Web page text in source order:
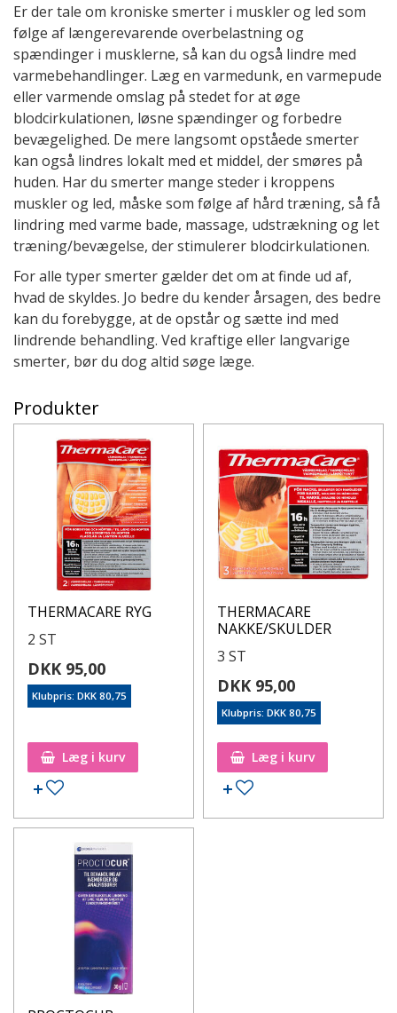
Er der tale om kroniske smerter i muskler og led som
følge af længerevarende overbelastning og
spændinger i musklerne, så kan du også lindre med
varmebehandlinger. Læg en varmedunk, en varmepude
eller varmende omslag på stedet for at øge
blodcirkulationen, løsne spændinger og forbedre
bevægelighed. De mere langsomt opståede smerter
kan også lindres lokalt med et middel, der smøres på
huden. Har du smerter mange steder i kroppens
muskler og led, måske som følge af hård træning, så få
lindring med varme bade, massage, udstrækning og let
træning/bevægelse, der stimulerer blodcirkulationen.
For alle typer smerter gælder det om at finde ud af,
hvad de skyldes. Jo bedre du kender årsagen, des bedre
kan du forebygge, at de opstår og sætte ind med
lindrende behandling. Ved kraftige eller langvarige
smerter, bør du dog altid søge læge.
Produkter
THERMACARE RYG
2 ST
DKK 95,00
Klubpris: DKK 80,75
Læg i kurv
THERMACARE
NAKKE/SKULDER
3 ST
DKK 95,00
Klubpris: DKK 80,75
Læg i kurv